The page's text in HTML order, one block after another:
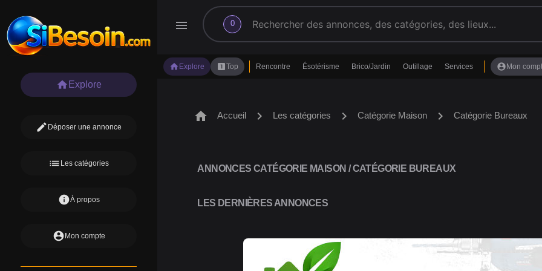
menu 0
search
home Explore looks_oneTop Rencontre Ésotérisme Brico/Jardin Outillage Services account_circle Mon
home Explore
edit Déposer une annonce
list Les catégories
infoÀ propos
account_circle Mon compte
home Accueil chevron_right Les catégories chevron_right Catégorie Maison chevron_right Catégorie Bureaux
ANNONCES CATÉGORIE MAISON / CATÉGORIE BUREAUX
LES DERNIÈRES ANNONCES